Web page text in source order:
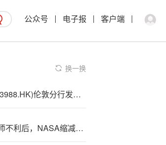
公众号 电子报 客户端
换一换
中国{银}行(03988.HK)伦敦分行发行2.5亿英镑可持续发展债券，息票率4.125%
载.人飞行出师不利后，NASA缩减波音Starliner任务数量